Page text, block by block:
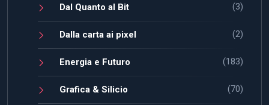
Dal Quanto al Bit (3)
Dalla carta ai pixel (2)
Energia e Futuro (183)
Grafica & Silicio (70)